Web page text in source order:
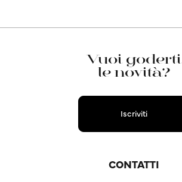
Vuoi goderti
le novità?
Iscriviti
CONTATTI